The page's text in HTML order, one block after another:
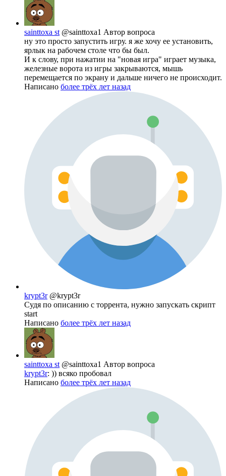
sainttoxa st @sainttoxa1 Автор вопроса
ну это просто запустить игру. я же хочу ее установить,
ярлык на рабочем столе что бы был.
И к слову, при нажатии на "новая игра" играет музыка,
железные ворота из игры закрываются, мышь
перемещается по экрану и дальше ничего не происходит.
Написано более трёх лет назад
krypt3r @krypt3r
Судя по описанию с торрента, нужно запускать скрипт
start
Написано более трёх лет назад
sainttoxa st @sainttoxa1 Автор вопроса
krypt3r: )) всяко пробовал
Написано более трёх лет назад